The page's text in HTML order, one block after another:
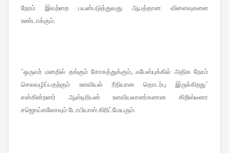
நேரம் இவற்றை பயன்படுத்துவது ஆபத்தான விளைவுகளை
உண்டாக்கும்.
"ஒருவர் மனதில் தங்கும் சோகத்துக்கும், ஃபேஸ்புக்கில் அதிக நேரம்
செலவழிப்பதற்கும் உளவியல் ரீதியான தொடர்பு இருக்கிறது"
என்கின்றனர் ஆஸ்டிரியன் உளவியலாளர்களான கிறிஸ்டீனா
சஜொய்கலோவும் டோபியாஸ் கிரிட்மேயரும்.